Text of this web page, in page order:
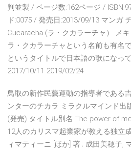
判並製 / ページ数:162ページ /
ド:0075 / 発売日:2013/09/13 マンガ
Cucaracha (ラ・クカラーチャ） メ
ラ・クカラーチャという名前も有名
というタイトルで日本語の歌になっ
2017/10/11 2019/02/24
鳥取の新作民藝運動の指導者である
ンターのチカラ ミラクルマインド出
(発売) タイトル別名 The power of
12人のカリスマ起業家が教える独立
ィマティーニ [ほか] 著 ; 成田美穂子,